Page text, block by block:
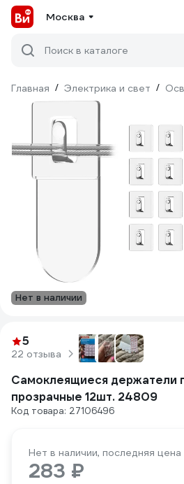
Москва
Поиск в каталоге
Главная / Электрика и свет /
Нет в наличии
5
22 отзыва
Самоклеящиеся держатели
прозрачные 12шт. 24809
Код товара: 27106496
Нет в наличии, последняя цена
283 ₽